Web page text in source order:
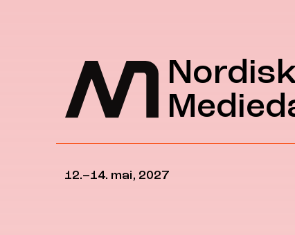
12.–14. mai, 2027